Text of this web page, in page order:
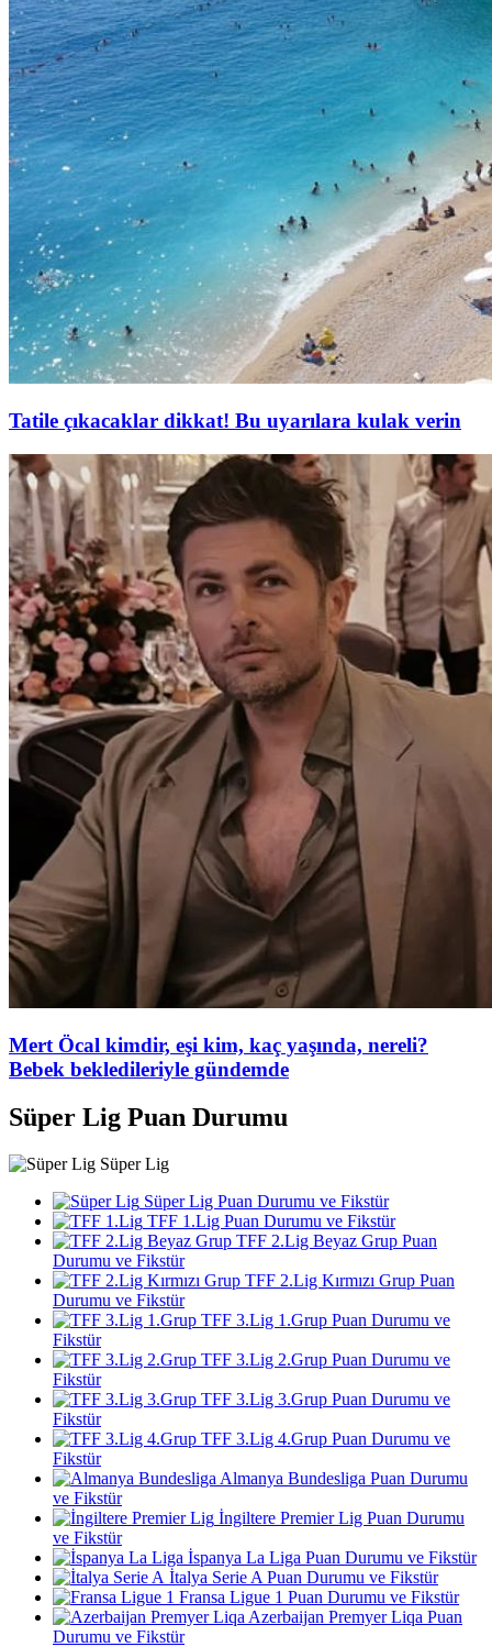
Tatile çıkacaklar dikkat! Bu uyarılara kulak verin
Mert Öcal kimdir, eşi kim, kaç yaşında, nereli?
Bebek bekledileriyle gündemde
Süper Lig Puan Durumu
Süper Lig
Süper Lig Puan Durumu ve Fikstür
TFF 1.Lig Puan Durumu ve Fikstür
TFF 2.Lig Beyaz Grup Puan
Durumu ve Fikstür
TFF 2.Lig Kırmızı Grup Puan
Durumu ve Fikstür
TFF 3.Lig 1.Grup Puan Durumu ve
Fikstür
TFF 3.Lig 2.Grup Puan Durumu ve
Fikstür
TFF 3.Lig 3.Grup Puan Durumu ve
Fikstür
TFF 3.Lig 4.Grup Puan Durumu ve
Fikstür
Almanya Bundesliga Puan Durumu
ve Fikstür
İngiltere Premier Lig Puan Durumu
ve Fikstür
İspanya La Liga Puan Durumu ve Fikstür
İtalya Serie A Puan Durumu ve Fikstür
Fransa Ligue 1 Puan Durumu ve Fikstür
Azerbaijan Premyer Liqa Puan
Durumu ve Fikstür